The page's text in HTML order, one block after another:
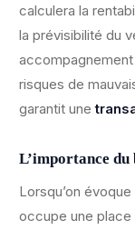
calculera la
la prévisibilité du
risques de
garantit une
L’importance
Lorsqu’on évoque
occupe une place